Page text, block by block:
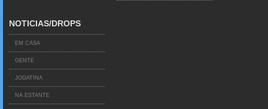
NOTICIAS/DROPS
EM CASA
GENTE
JOGATINA
NA ESTANTE